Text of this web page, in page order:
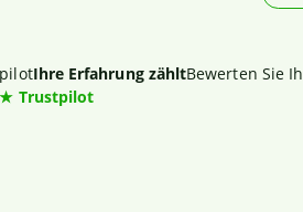
Ihre Erfahrung zähltBewerten Sie
★ Trustpilot